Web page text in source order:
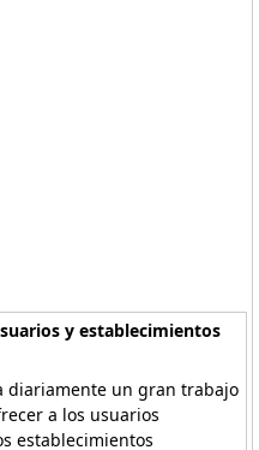
y establecimientos
diariamente un gran trabajo
a los usuarios
establecimientos